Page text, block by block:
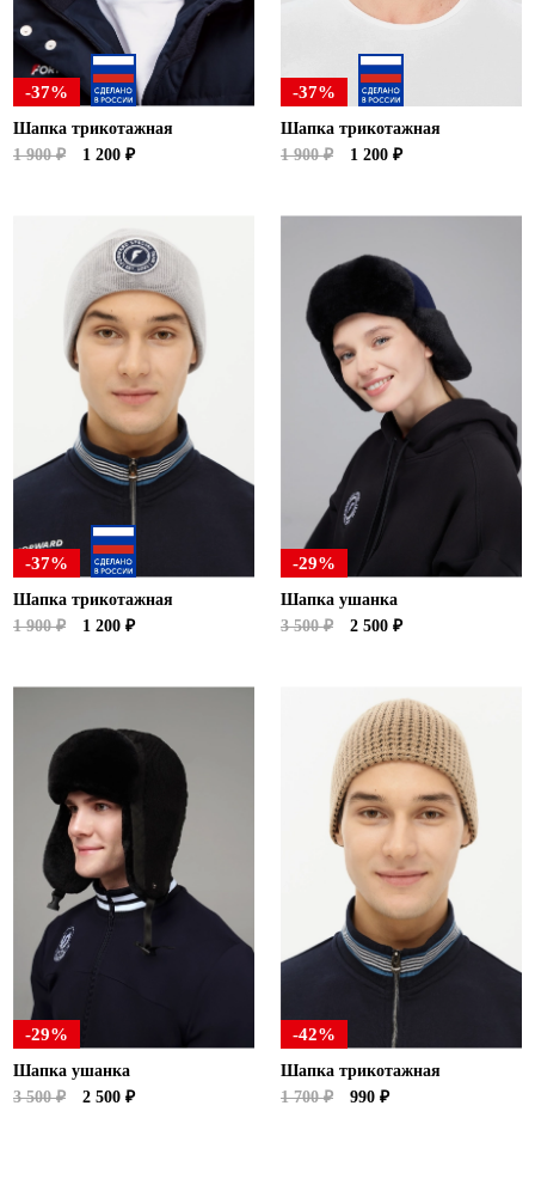
-37%
Шапка трикотажная
1 900 ₽
1 200 ₽
-37%
Шапка трикотажная
1 900 ₽
1 200 ₽
-37%
Шапка трикотажная
1 900 ₽
1 200 ₽
-29%
Шапка ушанка
3 500 ₽
2 500 ₽
-29%
Шапка ушанка
3 500 ₽
2 500 ₽
-42%
Шапка трикотажная
1 700 ₽
990 ₽